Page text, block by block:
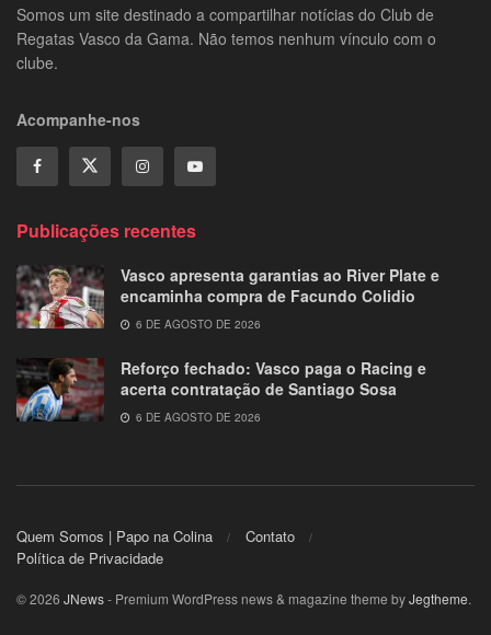
Somos um site destinado a compartilhar notícias do Club de
Regatas Vasco da Gama. Não temos nenhum vínculo com o
clube.
Acompanhe-nos
Publicações recentes
Vasco apresenta garantias ao River Plate e
encaminha compra de Facundo Colidio
6 DE AGOSTO DE 2026
Reforço fechado: Vasco paga o Racing e
acerta contratação de Santiago Sosa
6 DE AGOSTO DE 2026
Quem Somos | Papo na Colina
Contato
Política de Privacidade
© 2026 JNews- Premium WordPress news & magazine theme byJegtheme.